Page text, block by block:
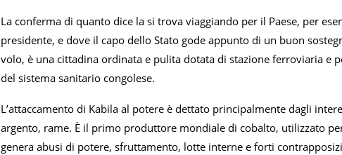
La conferma di quanto dice la si trova viaggiando per il Paese, per
presidente, e dove il capo dello Stato gode appunto di un buon
volo, è una cittadina ordinata e pulita dotata di stazione ferroviaria e
del sistema sanitario congolese.
L’attaccamento di Kabila al potere è dettato principalmente dagli
argento, rame. È il primo produttore mondiale di cobalto, utilizzato
genera abusi di potere, sfruttamento, lotte interne e forti